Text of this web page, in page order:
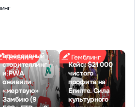
Гемблинг
агрессивный
сторителлинг
и PWA
оживили
«мертвую»
Замбию (9
Гемблинг
Кейс: $21 000
чистого
профита на
Египте. Сила
культурного